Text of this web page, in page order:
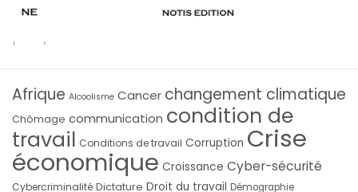
Afrique Alcoolisme Cancer changement climatique
Chômage communication condition de
travail Conditions de travail Corruption Crise
économique Croissance Cyber-sécurité
Cybercriminalité Dictature Droit du travail Démographie